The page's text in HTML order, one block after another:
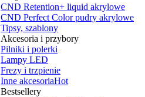
CND Retention+ liquid akrylowe
CND Perfect Color pudry akrylowe
Tipsy, szablony
Akcesoria i przybory
Pilniki i polerki
Lampy LED
Frezy i trzpienie
Inne akcesoriaHot
Bestsellery